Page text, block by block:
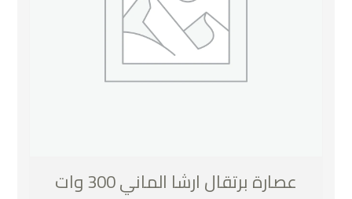
عصارة برتقال ارشا الماني 300 وات